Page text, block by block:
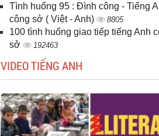
Tình huống 95 : Đình công - Tiếng
công sở ( Việt - Anh)
8805
100 tình huống giao tiếp tiếng Anh
sở
192463
VIDEO TIẾNG ANH